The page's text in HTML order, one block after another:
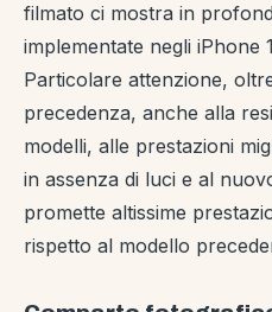
filmato ci mostra in
implementate negli iPhone
Particolare attenzione,
precedenza, anche alla
modelli, alle prestazioni
in assenza di luci e al
promette altissime
rispetto al modello